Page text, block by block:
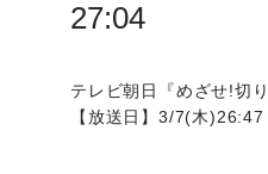
27:04
テレビ朝日『めざせ!切
【放送日】3/7(木